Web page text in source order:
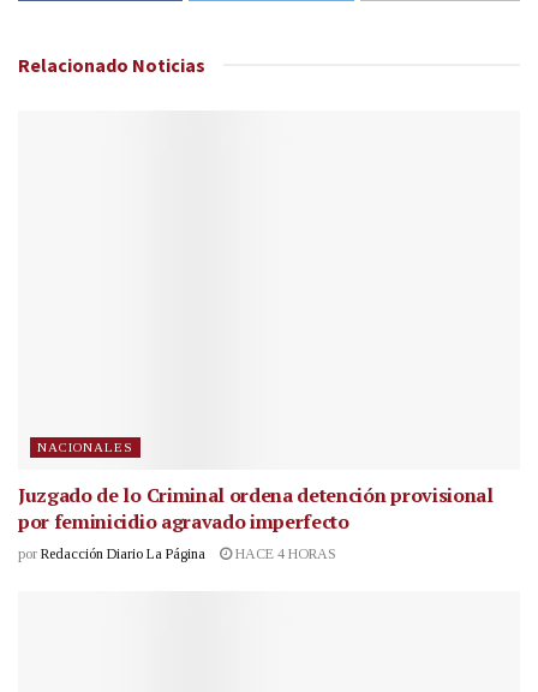
Relacionado Noticias
NACIONALES
Juzgado de lo Criminal ordena detención provisional
por feminicidio agravado imperfecto
por Redacción Diario La Página HACE 4 HORAS